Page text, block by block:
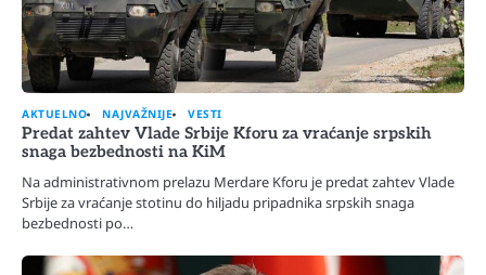
AKTUELNO NAJVAŽNIJE VESTI
Predat zahtev Vlade Srbije Kforu za vraćanje srpskih
snaga bezbednosti na KiM
Na administrativnom prelazu Merdare Kforu je predat zahtev Vlade
Srbije za vraćanje stotinu do hiljadu pripadnika srpskih snaga
bezbednosti po…